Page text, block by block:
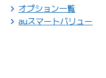
オプション一覧
auスマートバリュー